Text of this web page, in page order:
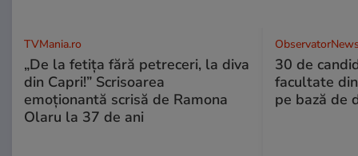
TVMania.ro
„De la fetița fără petreceri, la diva
din Capri!” Scrisoarea
emoționantă scrisă de Ramona
Olaru la 37 de ani
30 de
facultate
pe bază de